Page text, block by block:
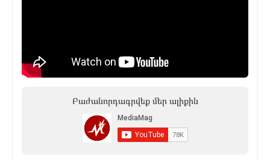
Բաժանորդագրվեք մեր ալիքին